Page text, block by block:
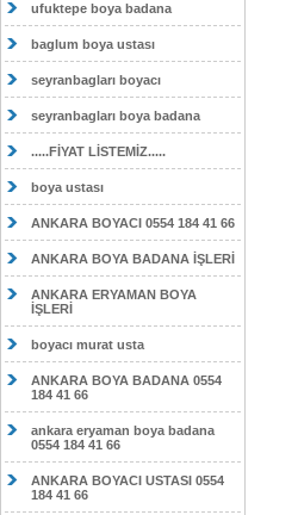
ufuktepe boya badana
baglum boya ustası
seyranbagları boyacı
seyranbagları boya badana
.....FİYAT LİSTEMİZ.....
boya ustası
ANKARA BOYACI 0554 184 41 66
ANKARA BOYA BADANA İŞLERİ
ANKARA ERYAMAN BOYA
İŞLERİ
boyacı murat usta
ANKARA BOYA BADANA 0554
184 41 66
ankara eryaman boya badana
0554 184 41 66
ANKARA BOYACI USTASI 0554
184 41 66